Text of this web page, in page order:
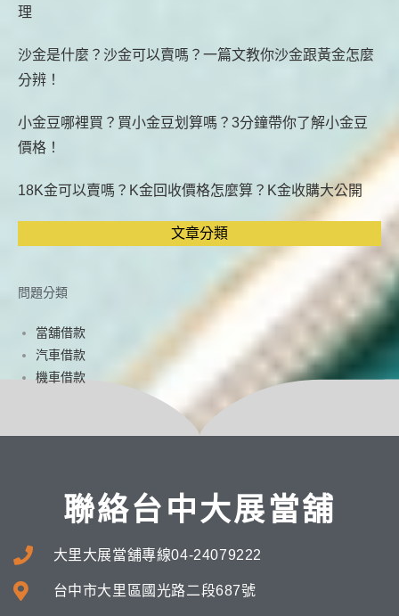
理
沙金是什麼？沙金可以賣嗎？一篇文教你沙金跟黃金怎麼
分辨！
小金豆哪裡買？買小金豆划算嗎？3分鐘帶你了解小金豆
價格！
18K金可以賣嗎？K金回收價格怎麼算？K金收購大公開
文章分類
問題分類
當舖借款
汽車借款
機車借款
聯絡台中大展當舖
大里大展當舖專線04-24079222
台中市大里區國光路二段687號